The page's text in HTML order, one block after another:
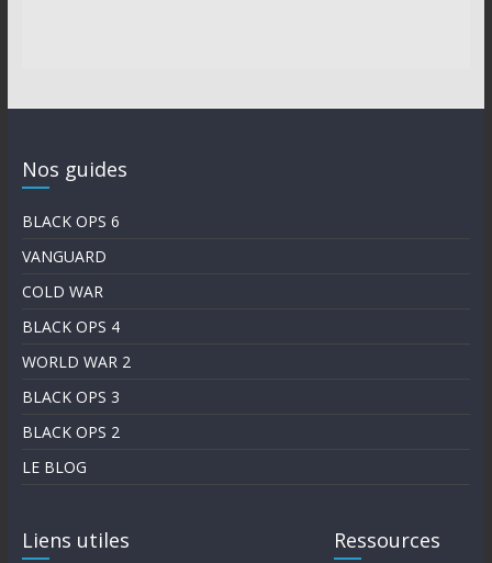
Nos guides
BLACK OPS 6
VANGUARD
COLD WAR
BLACK OPS 4
WORLD WAR 2
BLACK OPS 3
BLACK OPS 2
LE BLOG
Liens utiles Ressources